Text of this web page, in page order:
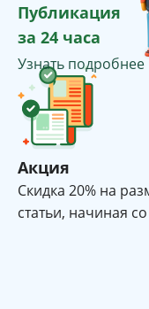
Публикация
за 24 часа
Узнать подробнее
Акция
Cкидка 20% на
статьи, начиная